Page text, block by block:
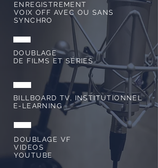
ENREGISTREMENT
VOIX OFF AVEC OU SANS
SYNCHRO
DOUBLAGE
DE FILMS ET SÉRIES
BILLBOARD TV, INSTITUTIONNEL
E-LEARNING
DOUBLAGE VF
VIDEOS
YOUTUBE